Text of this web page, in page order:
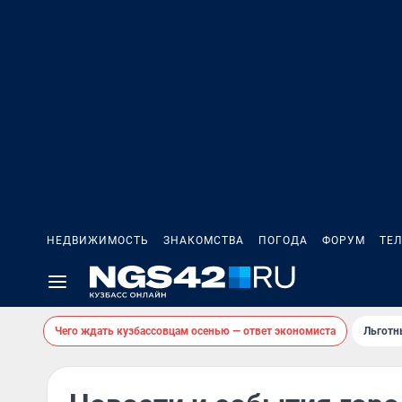
НЕДВИЖИМОСТЬ ЗНАКОМСТВА ПОГОДА ФОРУМ
Чего ждать кузбассовцам осенью — ответ экономиста